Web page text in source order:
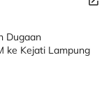
Dugaan
ke Kejati Lampung